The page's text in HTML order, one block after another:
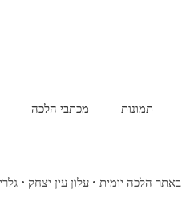
תמונות מכתבי הלכה